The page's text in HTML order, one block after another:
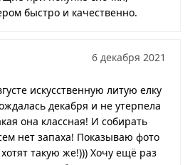
быстро и качественно.
6 декабря 2021
искусственную литую елку
декабря и не утерпела
она классная! И собирать
нет запаха! Показываю фото
такую же!))) Хочу ещё раз